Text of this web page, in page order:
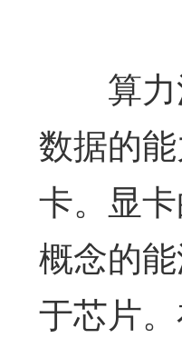
算力
数据的
卡。显
概念的
于芯片